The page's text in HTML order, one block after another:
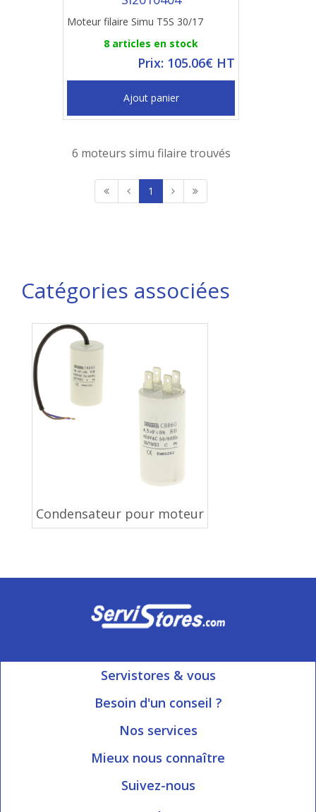
Moteur filaire Simu T5S 30/17
8 articles en stock
Prix: 105.06€ HT
Ajout panier
6 moteurs simu filaire trouvés
1
Catégories associées
Condensateur pour moteur
Servistores & vous
Mon compte
Besoin d'un conseil ?
Ouvert du Lundi au Vendredi
Nos services
Informations livraison
Blog Servistores
Mieux nous connaître
Qui sommes-nous?
Suivez-nous